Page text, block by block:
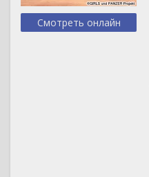
Смотреть онлайн